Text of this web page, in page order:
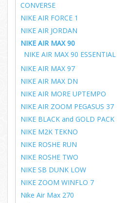
CONVERSE
NIKE AIR FORCE 1
NIKE AIR JORDAN
NIKE AIR MAX 90
NIKE AIR MAX 90 ESSENTIAL
NIKE AIR MAX 97
NIKE AIR MAX DN
NIKE AIR MORE UPTEMPO
NIKE AIR ZOOM PEGASUS 37
NIKE BLACK and GOLD PACK
NIKE M2K TEKNO
NIKE ROSHE RUN
NIKE ROSHE TWO
NIKE SB DUNK LOW
NIKE ZOOM WINFLO 7
Nike Air Max 270